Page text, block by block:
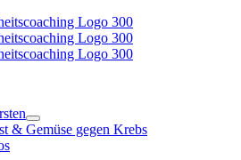
& Gemüse gegen Krebs